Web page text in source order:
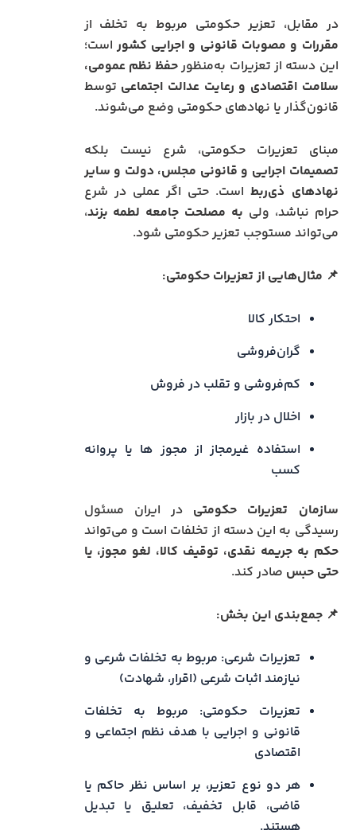
در مقابل، تعزیر حکومتی مربوط به تخلف از
مقررات و مصوبات قانونی و اجرایی کشور است؛
این دسته از تعزیرات به‌منظورحفظ نظم عمومی،
سلامت اقتصادی و رعایت عدالت اجتماعی توسط
قانون‌گذار یا نهادهای حکومتی وضع می‌شوند.
مبنای تعزیرات حکومتی، شرع نیست بلکه
تصمیمات اجرایی و قانونی مجلس، دولت و سایر
نهادهای ذی‌ربطاست. حتی اگر عملی در شرع
حرام نباشد، ولی به مصلحت جامعه لطمه بزند،
می‌تواند مستوجب تعزیر حکومتی شود.
📌 مثال‌هایی از تعزیرات حکومتی:
احتکار کالا
گران‌فروشی
کم‌فروشی و تقلب در فروش
اخلال در بازار
استفاده غیرمجاز از مجوز ها یا پروانه
کسب
سازمان تعزیرات حکومتی در ایران مسئول
رسیدگی به این دسته از تخلفات است و می‌تواند
حکم به جریمه نقدی، توقیف کالا، لغو مجوز، یا
حتی حبس صادر کند.
📌جمع‌بندی این بخش:
تعزیرات شرعی: مربوط به تخلفات شرعی و
نیازمند اثبات شرعی (اقرار، شهادت)
تعزیرات حکومتی: مربوط به تخلفات
قانونی و اجرایی با هدف نظم اجتماعی و
اقتصادی
هر دو نوع تعزیر، بر اساس نظر حاکم یا
قاضی، قابل تخفیف، تعلیق یا تبدیل
هستند.